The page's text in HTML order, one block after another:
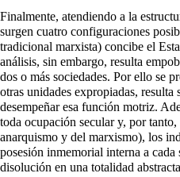
Finalmente, atendiendo a la
surgen cuatro configuraciones
tradicional marxista) concibe el
análisis, sin embargo, resulta
dos o más sociedades. Por ello se
otras unidades expropiadas,
desempeñar esa función motriz.
toda ocupación secular y, por
anarquismo y del marxismo), los
posesión inmemorial interna a
disolución en una totalidad